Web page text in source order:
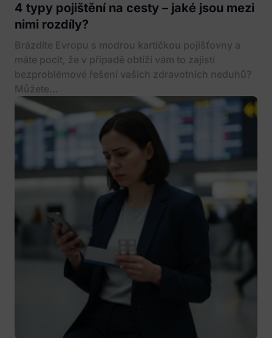
4 typy pojištění na cesty – jaké jsou mezi
nimi rozdíly?
Brázdíte Evropu s modrou kartičkou pojišťovny a
máte pocit, že v případě obtíží vám to zajistí
bezproblémové řešení vašich zdravotních neduhů?
Můžete...